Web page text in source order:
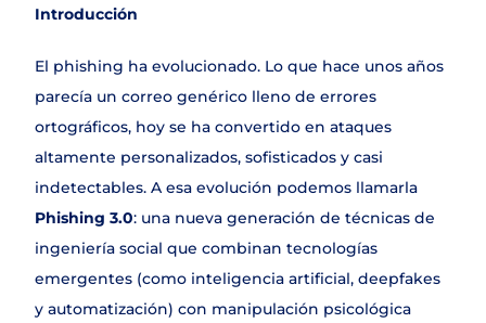
SERVICIOS
Join
Experts
Select Language
Contacto
Introducción
El phishing ha evolucionado. Lo que hace unos años
parecía un correo genérico lleno de errores
ortográficos, hoy se ha convertido en ataques
altamente personalizados, sofisticados y casi
Phishing 3.0: una nueva generación de técnicas de
ingeniería social que combinan tecnologías
emergentes (como inteligencia artificial, deepfakes
y automatización) con manipulación psicológica